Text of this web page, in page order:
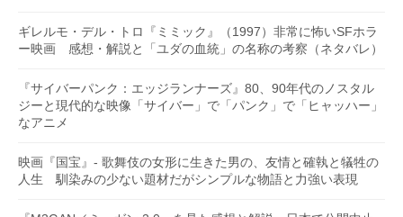
ギレルモ・デル・トロ『ミミック』（1997）非常に怖いSFホラ
ー映画 感想・解説と「ユダの血統」の名称の考察（ネタバレ）
『サイバーパンク：エッジランナーズ』80、90年代のノスタル
ジーと現代的な映像「サイバー」で「パンク」で「ヒャッハー」
なアニメ
映画『国宝』- 歌舞伎の女形に生きた男の、友情と確執と犠牲の
人生 馴染みの少ない題材だがシンプルな物語と力強い表現